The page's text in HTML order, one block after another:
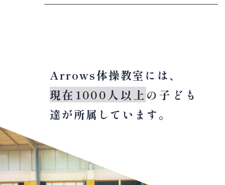
Arrows体操教室には、
現在1000人以上 の子ども
達が所属しています。